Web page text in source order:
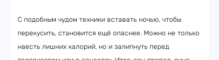
С подобным чудом техники вставать ночью, чтобы
перекусить, становится ещё опаснее. Можно не только
наесть лишних калорий, но и залипнуть перед